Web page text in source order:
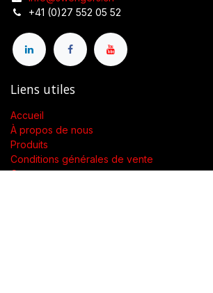
+41 (0)27 552 05 52
Liens utiles
Accueil
À propos de nous
Produits
Conditions générales de vente
Contactez-nous